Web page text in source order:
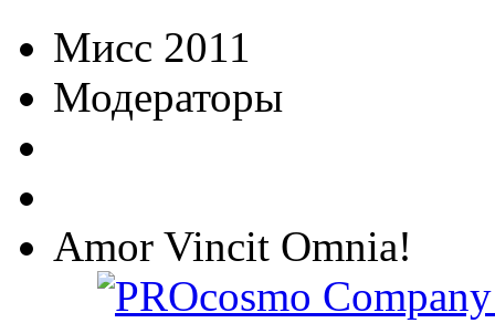
Мисс 2011
Модераторы
Amor Vincit Omnia!